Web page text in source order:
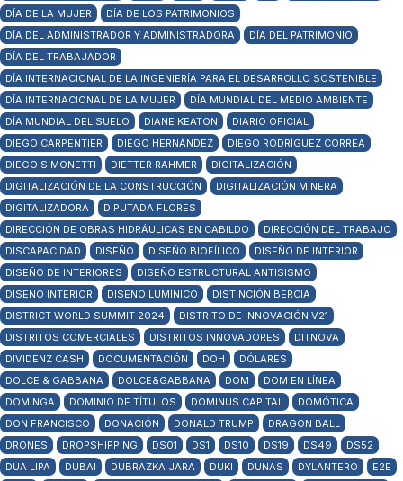
DÍA DE LA MUJER
DÍA DE LOS PATRIMONIOS
DÍA DEL ADMINISTRADOR Y ADMINISTRADORA
DÍA DEL PATRIMONIO
DÍA DEL TRABAJADOR
DÍA INTERNACIONAL DE LA INGENIERÍA PARA EL DESARROLLO SOSTENIBLE
DÍA INTERNACIONAL DE LA MUJER
DÍA MUNDIAL DEL MEDIO AMBIENTE
DÍA MUNDIAL DEL SUELO
DIANE KEATON
DIARIO OFICIAL
DIEGO CARPENTIER
DIEGO HERNÁNDEZ
DIEGO RODRÍGUEZ CORREA
DIEGO SIMONETTI
DIETTER RAHMER
DIGITALIZACIÓN
DIGITALIZACIÓN DE LA CONSTRUCCIÓN
DIGITALIZACIÓN MINERA
DIGITALIZADORA
DIPUTADA FLORES
DIRECCIÓN DE OBRAS HIDRÁULICAS EN CABILDO
DIRECCIÓN DEL TRABAJO
DISCAPACIDAD
DISEÑO DISEÑO BIOFÍLICO
DISEÑO DE INTERIOR
DISEÑO DE INTERIORES
DISEÑO ESTRUCTURAL ANTISISMO
DISEÑO INTERIOR
DISEÑO LUMÍNICO
DISTINCIÓN BERCIA
DISTRICT WORLD SUMMIT 2024
DISTRITO DE INNOVACIÓN V21
DISTRITOS COMERCIALES
DISTRITOS INNOVADORES
DITNOVA
DIVIDENZ CASH
DOCUMENTACIÓN DOH
DÓLARES
DOLCE & GABBANA
DOLCE&GABBANA DOM
DOM EN LÍNEA
DOMINGA
DOMINIO DE TÍTULOS DOMINUS CAPITAL
DOMÓTICA
DON FRANCISCO
DONACIÓN DONALD TRUMP
DRAGON BALL
DRONES
DROPSHIPPING DS01 DS1 DS10 DS19 DS49
DS52
DUA LIPA
DUBAI DUBRAZKA JARA DUKI DUNAS DYLANTERO
E2E